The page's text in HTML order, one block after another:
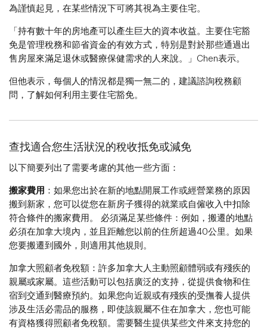
為謹慎起見，在某些情況下可將其視為主要住宅。
「持有數十年的房地產可以產生巨大的資本收益。主要住宅豁
免是管理稅務和節省資金的有效方式，特別是對於那些通過出
售房屋來滿足退休或醫療保健需求的人來說。」Chen表示。
但他表示，每個人的情況都是獨一無二的，建議諮詢稅務顧
問，了解如何利用主要住宅豁免。
查找適合您生活狀況的稅收抵免或減免​​​​​​​
以下簡要列出了需要考慮的其他一些方面：
搬家費用 ：如果您出於在新的地點開展工作或經營業務的原因
搬到新家，您可以從您在新房子獲得的就業或自僱收入中扣除
符合條件的搬家費用。​​​​​​​ 必須滿足某些條件：例如，搬遷的地點
必須在加拿大境內，並且距離您以前的住所超過40公里。如果
您要搬遷到國外，則適用其他規則。
加拿大照顧者免稅額：許多加拿大人主動照顧體弱或有殘疾的
親屬或家屬。這些活動可以包括廣泛的支持，從提供食物和住
宿到交通到醫療預約。如果您向近親或有殘疾的受撫養人提供
涉及生活必需品的服務，即使該親屬不住在加拿大，您也可能
有資格獲得照顧者免稅額。需要醫生提供某些文件來支持您的